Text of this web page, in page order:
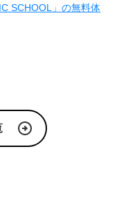
SCHOOL」の無料体